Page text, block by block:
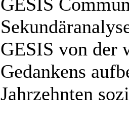
GESIS
GESIS von der
Gedankens
Jahrzehnten